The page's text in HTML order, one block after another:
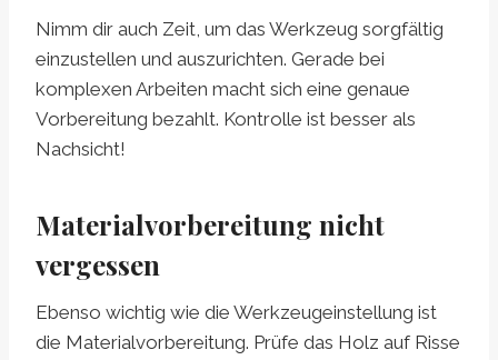
Nimm dir auch Zeit, um das Werkzeug sorgfältig
einzustellen und auszurichten. Gerade bei
komplexen Arbeiten macht sich eine genaue
Vorbereitung bezahlt. Kontrolle ist besser als
Nachsicht!
Materialvorbereitung nicht
vergessen
Ebenso wichtig wie die Werkzeugeinstellung ist
die Materialvorbereitung. Prüfe das Holz auf Risse